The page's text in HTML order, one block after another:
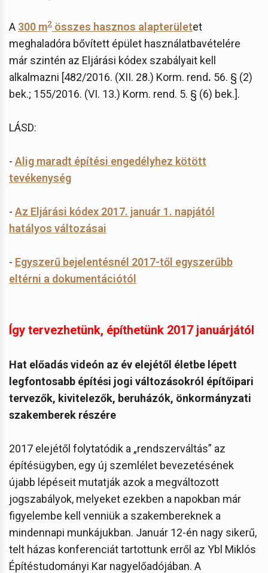
A 300 m2 összes hasznos alapterületet
meghaladóra bővített épület használatbavételére
már szintén az Eljárási kódex szabályait kell
alkalmazni [482/2016. (XII. 28.) Korm. rend. 56. § (2)
bek.; 155/2016. (VI. 13.) Korm. rend. 5. § (6) bek.].
LÁSD:
- Alig maradt építési engedélyhez kötött
tevékenység
- Az Eljárási kódex 2017. január 1. napjától
hatályos változásai
- Egyszerű bejelentésnél 2017-től egyszerűbb
eltérni a dokumentációtól
Így tervezhetünk, építhetünk 2017 januárjától
Hat előadás videón az év elejétől életbe lépett
legfontosabb építési jogi változásokról építőipari
tervezők, kivitelezők, beruházók, önkormányzati
szakemberek részére
2017 elejétől folytatódik a „rendszerváltás” az
építésügyben, egy új szemlélet bevezetésének
újabb lépéseit mutatják azok a megváltozott
jogszabályok, melyeket ezekben a napokban már
figyelembe kell venniük a szakembereknek a
mindennapi munkájukban. Január 12-én nagy sikerű,
telt házas konferenciát tartottunk erről az Ybl Miklós
Építéstudományi Kar nagyelőadójában. A